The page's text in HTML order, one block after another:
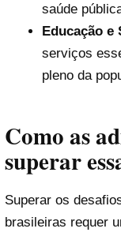
saúde
Educação e
serviços
pleno da
Como as
superar
Superar os
brasileiras requer